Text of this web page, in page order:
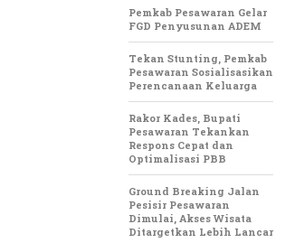
Pemkab Pesawaran Gelar
FGD Penyusunan ADEM
Tekan Stunting, Pemkab
Pesawaran Sosialisasikan
Perencanaan Keluarga
Rakor Kades, Bupati
Pesawaran Tekankan
Respons Cepat dan
Optimalisasi PBB
Ground Breaking Jalan
Pesisir Pesawaran
Dimulai, Akses Wisata
Ditargetkan Lebih Lancar